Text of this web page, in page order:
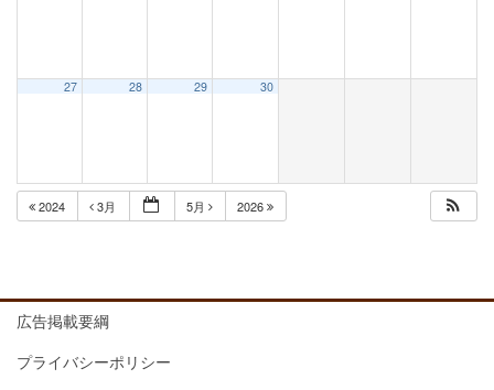
27 28 29 30
2024 3月 5月 2026
広告掲載要綱
プライバシーポリシー